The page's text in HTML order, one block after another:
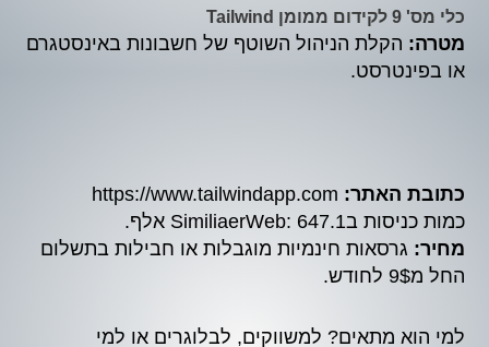
כלי מס' 9 לקידום ממומן Tailwind
מטרה: הקלת הניהול השוטף של חשבונות באינסטגרם
או בפינטרסט.
כתובת האתר:
כמות כניסות בSimiliaerWeb: 647.1 אלף.
מחיר: גרסאות חינמיות מוגבלות או חבילות בתשלום
החל מ9$ לחודש.
למי הוא מתאים? למשווקים, לבלוגרים או למי